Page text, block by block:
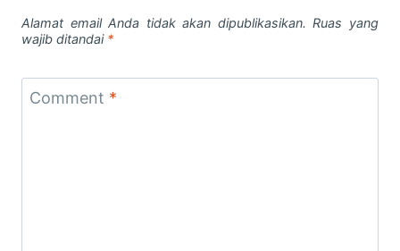
Alamat email Anda tidak akan dipublikasikan. Ruas yang
wajib ditandai *
Comment *